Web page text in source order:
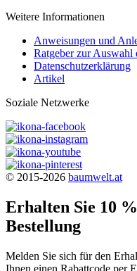
Weitere Informationen
Anweisungen und
Ratgeber zur Auswahl
Datenschutzerklärung
Artikel
Soziale Netzwerke
© 2015-2026 baumwelt.at
Erhalten Sie 10
Bestellung
Melden Sie sich für den
Ihnen einen Rabattcode per